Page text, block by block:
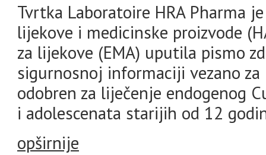
Tvrtka Laboratoire HRA Pharma
lijekove i medicinske proizvode
za lijekove (EMA) uputila pismo
sigurnosnoj informaciji vezano
odobren za liječenje endogenog
i adolescenata starijih od 12
opširnije